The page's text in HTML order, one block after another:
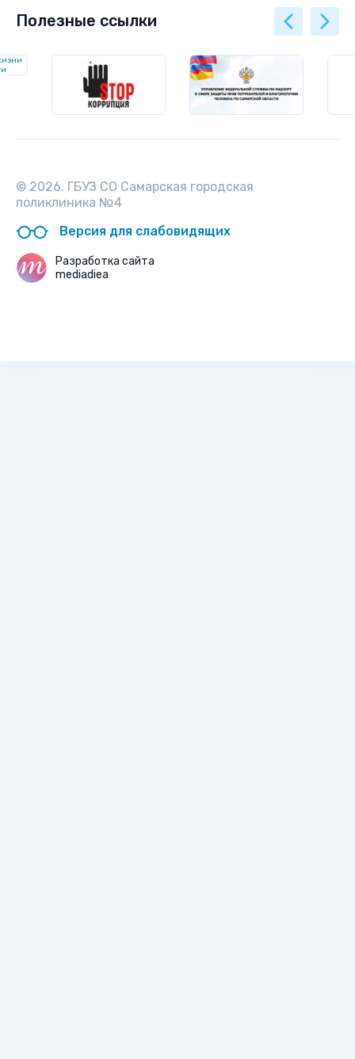
Полезные ссылки
© 2026. ГБУЗ СО Самарская городская
поликлиника №4
Версия для слабовидящих
Разработка сайта
mediadiea